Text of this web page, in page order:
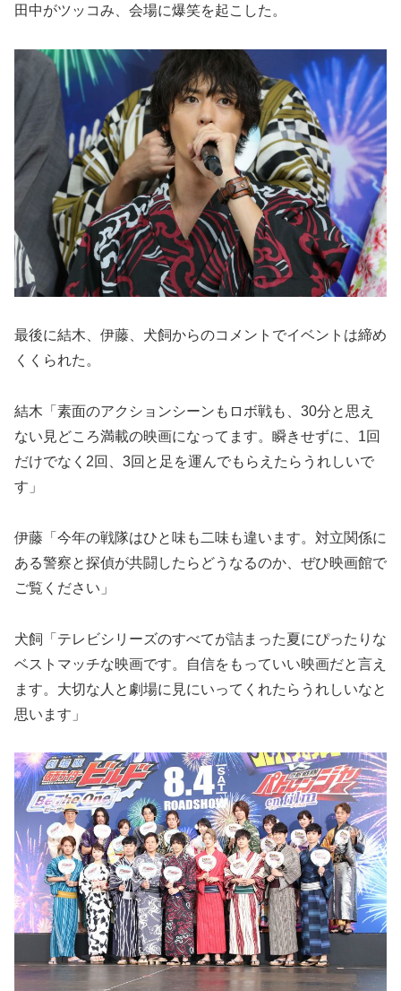
田中がツッコみ、会場に爆笑を起こした。
最後に結木、伊藤、犬飼からのコメントでイベントは締め
くくられた。
結木「素面のアクションシーンもロボ戦も、30分と思え
ない見どころ満載の映画になってます。瞬きせずに、1回
だけでなく2回、3回と足を運んでもらえたらうれしいで
す」
伊藤「今年の戦隊はひと味も二味も違います。対立関係に
ある警察と探偵が共闘したらどうなるのか、ぜひ映画館で
ご覧ください」
犬飼「テレビシリーズのすべてが詰まった夏にぴったりな
ベストマッチな映画です。自信をもっていい映画だと言え
ます。大切な人と劇場に見にいってくれたらうれしいなと
思います」